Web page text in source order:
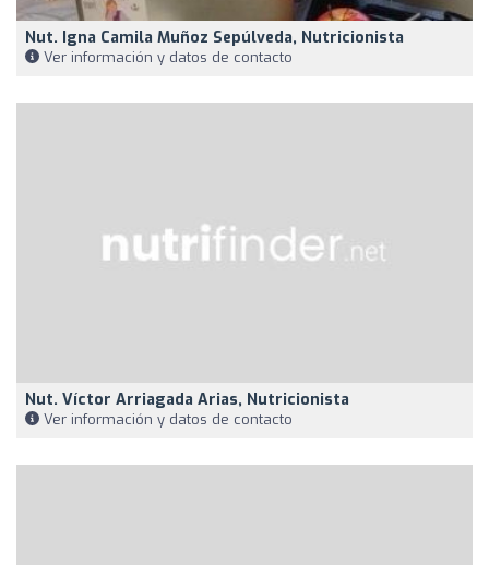
Nut. Igna Camila Muñoz Sepúlveda, Nutricionista
Ver información y datos de contacto
Nut. Víctor Arriagada Arias, Nutricionista
Ver información y datos de contacto